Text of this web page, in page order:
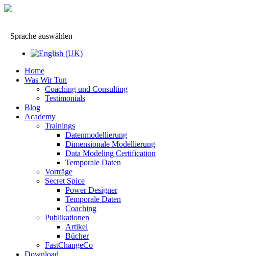
Sprache auswählen
Home
Was Wir Tun
Coaching und Consulting
Testimonials
Blog
Academy
Trainings
Datenmodellierung
Dimensionale Modellierung
Data Modeling Certification
Temporale Daten
Vorträge
Secret Spice
Power Designer
Temporale Daten
Coaching
Publikationen
Artikel
Bücher
FastChangeCo
Download